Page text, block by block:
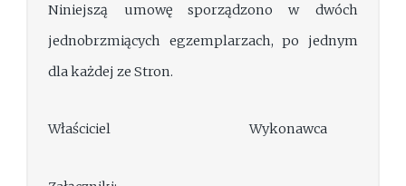
Niniejszą umowę sporządzono w dwóch
jednobrzmiących egzemplarzach, po jednym
dla każdej ze Stron.
Właściciel Wykonawca